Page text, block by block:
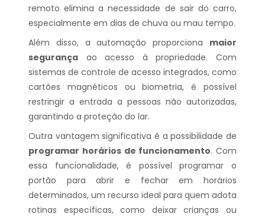
remoto elimina a necessidade de sair do carro,
especialmente em dias de chuva ou mau tempo.
Além disso, a automação proporciona maior
segurança ao acesso à propriedade. Com
sistemas de controle de acesso integrados, como
cartões magnéticos ou biometria, é possível
restringir a entrada a pessoas não autorizadas,
garantindo a proteção do lar.
Outra vantagem significativa é a possibilidade de
programar horários de funcionamento. Com
essa funcionalidade, é possível programar o
portão para abrir e fechar em horários
determinados, um recurso ideal para quem adota
rotinas específicas, como deixar crianças ou